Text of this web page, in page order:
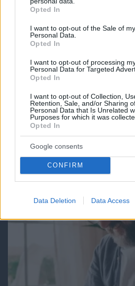
grant or deny consent to Google and
use your data for below specified
consent section.
Opted In
I want to opt-out of the Sale of my
Personal Data.
Opted In
I want to opt-out of processing
Personal Data for Targeted
Opted In
I want to opt-out of Collection,
Retention, Sale, and/or Sharing
Personal Data that Is Unrelated
Purposes for which it was
Opted In
Google consents
CONFIRM
Data Deletion Data Access
Games
ΔΕΙΤΕ ΟΛΑ ΤΑ GAMES
Best of Network